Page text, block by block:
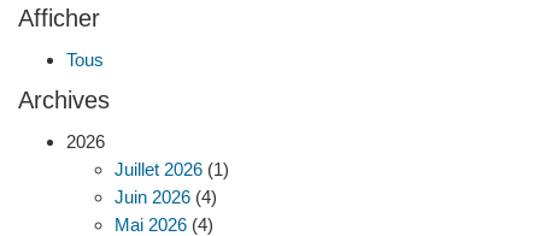
Afficher
Tous
Archives
2026
Juillet 2026 (1)
Juin 2026 (4)
Mai 2026 (4)